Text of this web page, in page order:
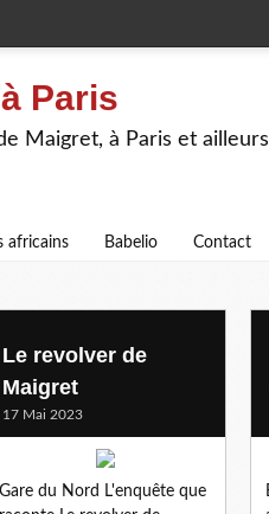
Paris
Maigret, à Paris et ailleurs
africains Babelio Contact
Le revolver de
Maigret
17 Mai 2023
Gare du Nord L'enquête que